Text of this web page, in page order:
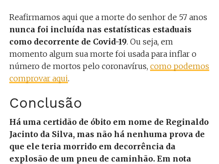
Reafirmamos aqui que a morte do senhor de 57 anos
nunca foi incluída nas estatísticas estaduais
como decorrente de Covid-19. Ou seja, em
momento algum sua morte foi usada para inflar o
número de mortos pelo coronavírus, como podemos
comprovar aqui.
Conclusão
Há uma certidão de óbito em nome de Reginaldo
Jacinto da Silva, mas não há nenhuma prova de
que ele teria morrido em decorrência da
explosão de um pneu de caminhão. Em nota